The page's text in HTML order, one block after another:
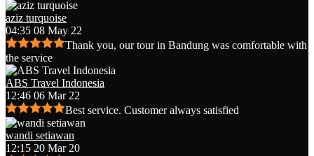
aziz turquoise
04:35 08 May 22
Thank you, our tour in Bandung was comfortable with
the service
ABS Travel Indonesia
12:46 06 Mar 22
Best service. Customer always satisfied
wandi setiawan
12:15 20 Mar 20